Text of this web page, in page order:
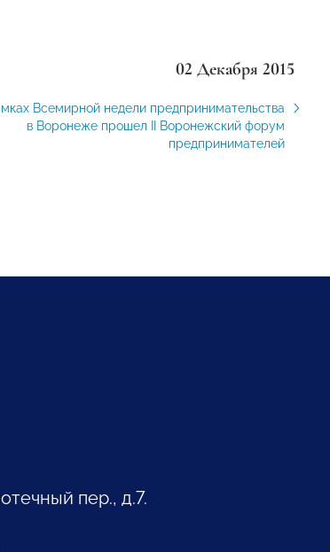
02 Декабря 2015
Всемирной недели предпринимательства
в Воронеже прошел II Воронежский форум
предпринимателей
пер., д.7.